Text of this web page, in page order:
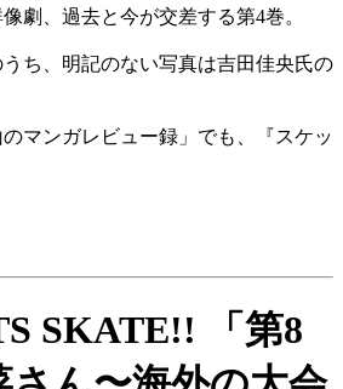
劇、過去と今が交差する第4巻。
ち、明記のない写真は吉田佳央氏の
マンガレビュー録」でも、『スケッ
SKATE!! 「第8